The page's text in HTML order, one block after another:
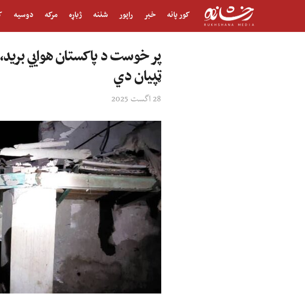
کور پانه خبر راپور شننه ژباړه مرکه دوسیه
پر خوست د پاکستان هوايي
ټپیان دي
28 اگست 2025